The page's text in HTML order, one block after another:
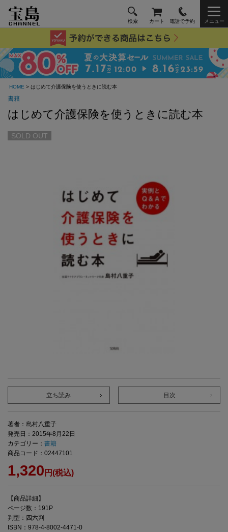
検索 カート 電話で予約 メニュー
HOME > はじめて介護保険を使うときに読む本
書籍
はじめて介護保険を使うときに読む本
SOLD OUT
立ち読み 目次
著者：島村八重子
発売日：2015年8月22日
カテゴリー： 書籍
商品コード：02447101
1,320 円(税込)
【商品詳細】
ページ数：191P
判型：四六判
ISBN：978-4-8002-4471-0